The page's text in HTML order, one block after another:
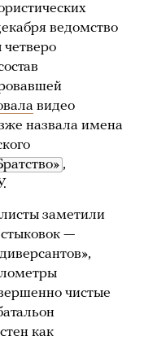
ведомство
четверо
видео
назвала имена
,
заметили
—
чистые
как